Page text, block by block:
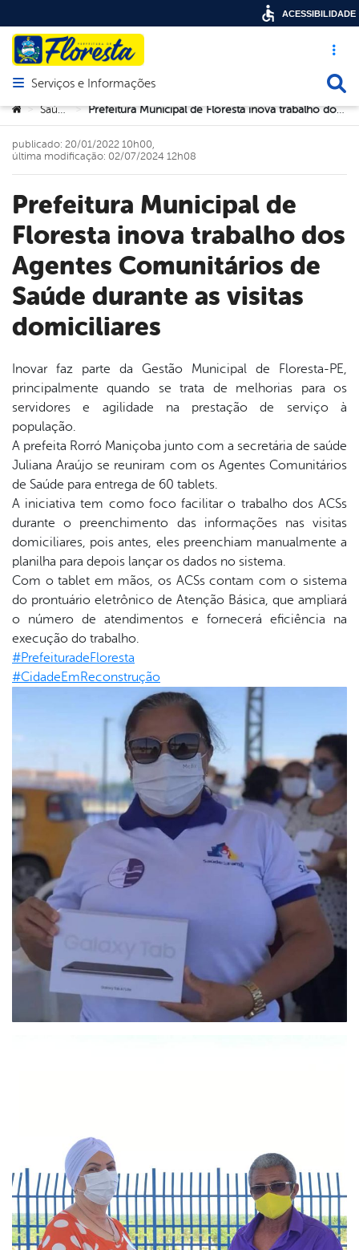
Acesso
Abrir menu principal de navegação
Serviços e Informações
Você está aqui:
> Saúde > Prefeitura Municipal de Floresta inova trabalho dos Agentes Comunitários de Saúde durante as visitas domiciliares
Prefeitura Municipal de
Floresta inova trabalho dos
Agentes Comunitários de
Saúde durante as visitas
domiciliares
publicado: 20/01/2022 10h00,
última modificação: 02/07/2024 12h08
Inovar faz parte da Gestão Municipal de Floresta-PE,
principalmente quando se trata de melhorias para os
servidores e agilidade na prestação de serviço à
população.
A prefeita Rorró Maniçoba junto com a secretária de saúde
Juliana Araújo se reuniram com os Agentes Comunitários
de Saúde para entrega de 60 tablets.
A iniciativa tem como foco facilitar o trabalho dos ACSs
durante o preenchimento das informações nas visitas
domiciliares, pois antes, eles preenchiam manualmente a
planilha para depois lançar os dados no sistema.
Com o tablet em mãos, os ACSs contam com o sistema
do prontuário eletrônico de Atenção Básica, que ampliará
o número de atendimentos e fornecerá eficiência na
execução do trabalho.
#PrefeituradeFloresta
#CidadeEmReconstrução
ACESSIBILIDADE